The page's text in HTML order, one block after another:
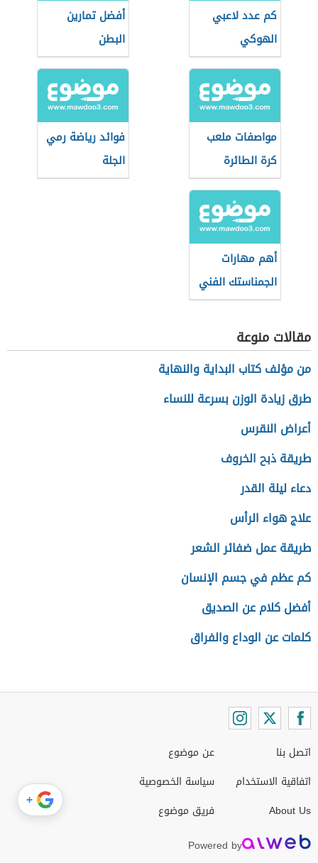
كم عدد لاعبي
الهوكي
أفضل تمارين
البطن
مواصفات ملعب
كرة الطائرة
الشاطئية
فوائد رياضة رمي
الجلة
أهم مهارات
الجمناستك الفني
مقالات منوعة
من مؤلف كتاب البداية والنهاية
طرق زيادة الوزن بسرعة للنساء
أعراض النقرس
طريقة ذبح الخروف
دعاء ليلة القدر
علاج هواء الرأس
طريقة عمل ضفائر الشعر
كم عظم في جسم الإنسان
أفضل كلام عن الصديق
كلمات عن الوداع والفراق
اتصل بنا
اتفاقية الاستخدام
About Us
عن موضوع
سياسة الخصوصية
فريق موضوع
Powered by
+